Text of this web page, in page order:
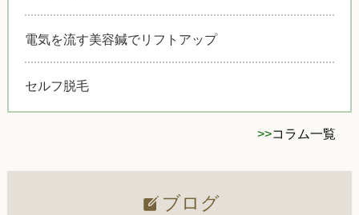
電気を流す美容鍼でリフトアップ
セルフ脱毛
>>コラム一覧
ブログ